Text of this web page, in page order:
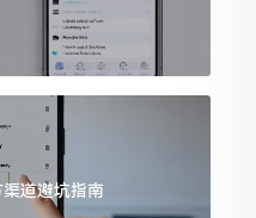
道避坑指南